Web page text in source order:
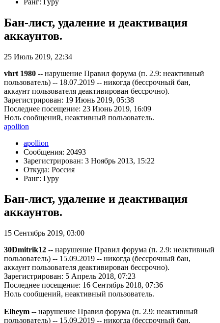
Бан-лист, удаление и деактивация
аккаунтов.
25 Июль 2019, 22:34
vhrt 1980 -- нарушение Правил форума (п. 2.9: неактивный
пользователь) -- 18.07.2019 -- никогда (бессрочный бан,
аккаунт пользователя деактивирован бессрочно).
Зарегистрирован: 19 Июнь 2019, 05:38
Последнее посещение: 23 Июнь 2019, 16:09
Ноль сообщений, неактивный пользователь.
apollion
apollion
Сообщения: 20493
Зарегистрирован: 3 Ноябрь 2013, 15:22
Откуда: Россия
Ранг: Гуру
Бан-лист, удаление и деактивация
аккаунтов.
15 Сентябрь 2019, 03:00
30Dmitrik12 -- нарушение Правил форума (п. 2.9: неактивный
пользователь) -- 15.09.2019 -- никогда (бессрочный бан,
аккаунт пользователя деактивирован бессрочно).
Зарегистрирован: 5 Апрель 2018, 07:23
Последнее посещение: 16 Сентябрь 2018, 07:36
Ноль сообщений, неактивный пользователь.
Elheym -- нарушение Правил форума (п. 2.9: неактивный
пользователь) -- 15.09.2019 -- никогда (бессрочный бан,